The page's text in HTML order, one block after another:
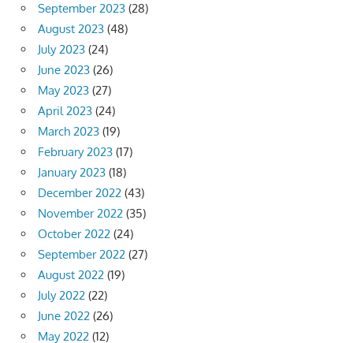
September 2023 (28)
August 2023 (48)
July 2023 (24)
June 2023 (26)
May 2023 (27)
April 2023 (24)
March 2023 (19)
February 2023 (17)
January 2023 (18)
December 2022 (43)
November 2022 (35)
October 2022 (24)
September 2022 (27)
August 2022 (19)
July 2022 (22)
June 2022 (26)
May 2022 (12)